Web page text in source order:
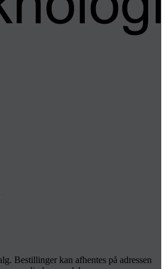
Bestillinger kan afhentes på adressen